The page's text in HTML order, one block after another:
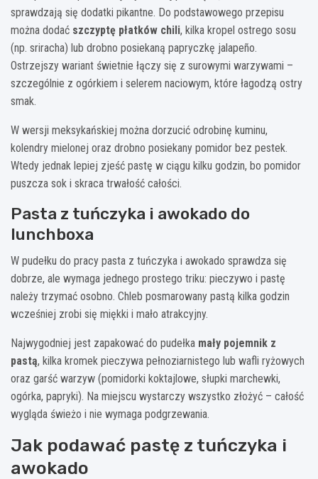
sprawdzają się dodatki pikantne. Do podstawowego przepisu
można dodać szczyptę płatków chili, kilka kropel ostrego sosu
(np. sriracha) lub drobno posiekaną papryczkę jalapeño.
Ostrzejszy wariant świetnie łączy się z surowymi warzywami –
szczególnie z ogórkiem i selerem naciowym, które łagodzą ostry
smak.
W wersji meksykańskiej można dorzucić odrobinę kuminu,
kolendry mielonej oraz drobno posiekany pomidor bez pestek.
Wtedy jednak lepiej zjeść pastę w ciągu kilku godzin, bo pomidor
puszcza sok i skraca trwałość całości.
Pasta z tuńczyka i awokado do
lunchboxa
W pudełku do pracy pasta z tuńczyka i awokado sprawdza się
dobrze, ale wymaga jednego prostego triku: pieczywo i pastę
należy trzymać osobno. Chleb posmarowany pastą kilka godzin
wcześniej zrobi się miękki i mało atrakcyjny.
Najwygodniej jest zapakować do pudełka mały pojemnik z
pastą, kilka kromek pieczywa pełnoziarnistego lub wafli ryżowych
oraz garść warzyw (pomidorki koktajlowe, słupki marchewki,
ogórka, papryki). Na miejscu wystarczy wszystko złożyć – całość
wygląda świeżo i nie wymaga podgrzewania.
Jak podawać pastę z tuńczyka i
awokado